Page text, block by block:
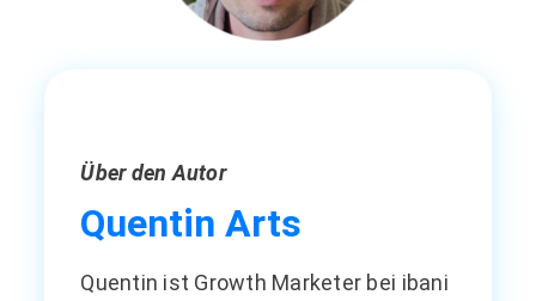
Über den Autor
Quentin Arts
Quentin ist Growth Marketer bei ibani